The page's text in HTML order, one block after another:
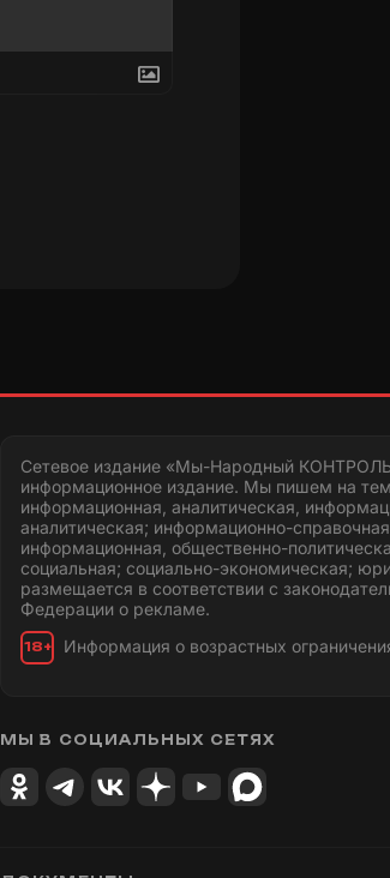
Сетевое издание «Мы-Народный
информационное издание. Мы пишем на
информационная, аналитическая,
аналитическая; информационно-
информационная, общественно-
социальная; социально-экономическая;
размещается в соответствии с
Федерации о рекламе.
18+ Информация о возрастных
МЫ В СОЦИАЛЬНЫХ СЕТЯХ